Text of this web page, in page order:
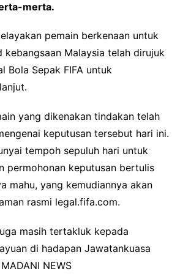
merta.
pemain berkenaan untuk
kebangsaan Malaysia telah dirujuk
Bola Sepak FIFA untuk
yang dikenakan tindakan telah
keputusan tersebut hari ini.
tempoh sepuluh hari untuk
permohonan keputusan bertulis
mahu, yang kemudiannya akan
rasmi legal.fifa.com.
masih tertakluk kepada
di hadapan Jawatankuasa
NEWS